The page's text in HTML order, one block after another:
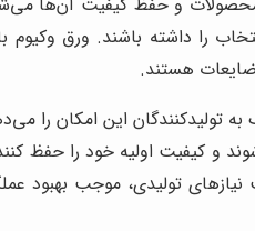
را داشته باشند. ورق
هستند.
تولیدکنندگان این امکان را
و کیفیت اولیه خود را حفظ
تولیدی، موجب بهبود